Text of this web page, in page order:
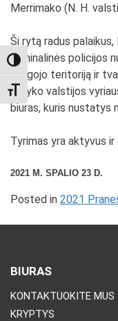
TOGGLE HIGH
TOGGLE FONT SIZE
Merrimako (N. H.
Šį rytą radus
kriminalinės policijos
saugojo teritoriją ir
atvyko valstijos
biuras, kuris nustatys
Tyrimas yra aktyvus ir
2021 M. SPALIO 23 D.
Posted in 2021
BIURAS
KONTAKTUOKITE MUS
KRYPTYS